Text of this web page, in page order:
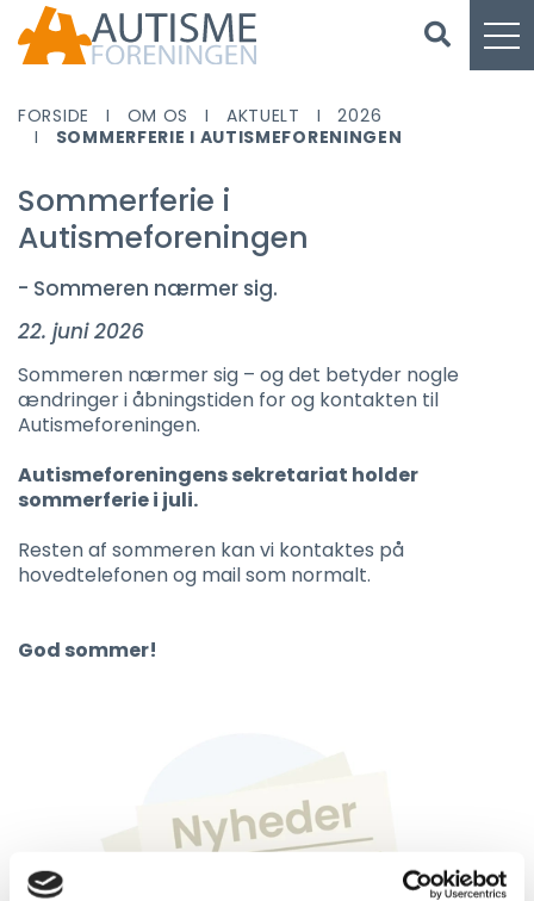
FORSIDE OM OS AKTUELT
2026
SOMMERFERIE I AUTISMEFORENINGEN
Sommerferie i
Autismeforeningen
- Sommeren nærmer sig.
22. juni 2026
Sommeren nærmer sig – og det betyder nogle
ændringer i åbningstiden for og kontakten til
Autismeforeningen.
Autismeforeningens sekretariat holder
sommerferie i juli.
Resten af sommeren kan vi kontaktes på
hovedtelefonen og mail som normalt.
God sommer!